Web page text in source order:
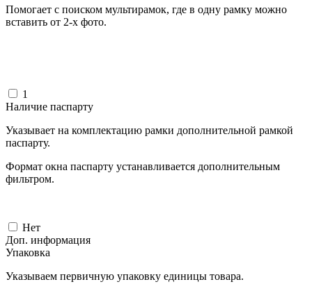
Помогает с поиском мультирамок, где в одну рамку можно
вставить от 2-х фото.
1
Наличие паспарту
Указывает на комплектацию рамки дополнительной рамкой
паспарту.
Формат окна паспарту устанавливается дополнительным
фильтром.
Нет
Доп. информация
Упаковка
Указываем первичную упаковку единицы товара.